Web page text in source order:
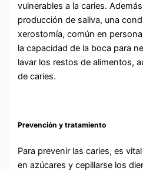
vulnerables a la caries.
producción de saliva, una
xerostomía, común en
la capacidad de la boca para
lavar los restos de alimentos,
de caries.
Prevención y tratamiento
Para prevenir las caries, es
en azúcares y cepillarse los